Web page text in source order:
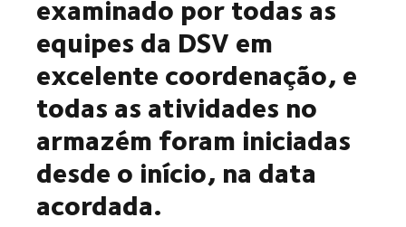
examinado por todas as
equipes da DSV em
excelente coordenação, e
todas as atividades no
armazém foram iniciadas
desde o início, na data
acordada.